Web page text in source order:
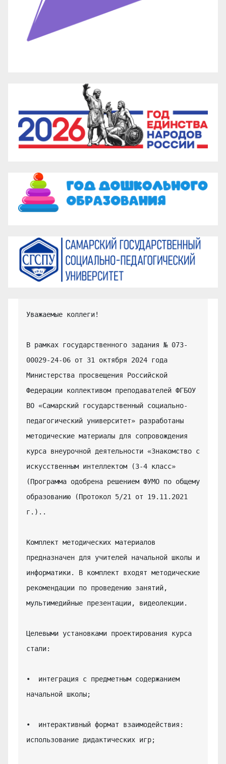
Уважаемые коллеги!
В рамках государственного задания № 073-
00029-24-06 от 31 октября 2024 года
Министерства просвещения Российской
Федерации коллективом преподавателей ФГБОУ
ВО «Самарский государственный социально-
педагогический университет» разработаны
методические материалы для сопровождения
курса внеурочной деятельности «Знакомство с
искусственным интеллектом (3-4 класс»
(Программа одобрена решением ФУМО по общему
образованию (Протокол 5/21 от 19.11.2021
г.)..
Комплект методических материалов
предназначен для учителей начальной школы и
информатики. В комплект входят методические
рекомендации по проведению занятий,
мультимедийные презентации, видеолекции.
Целевыми установками проектирования курса
стали:
•  интеграция с предметным содержанием
начальной школы;
•  интерактивный формат взаимодействия:
использование дидактических игр;